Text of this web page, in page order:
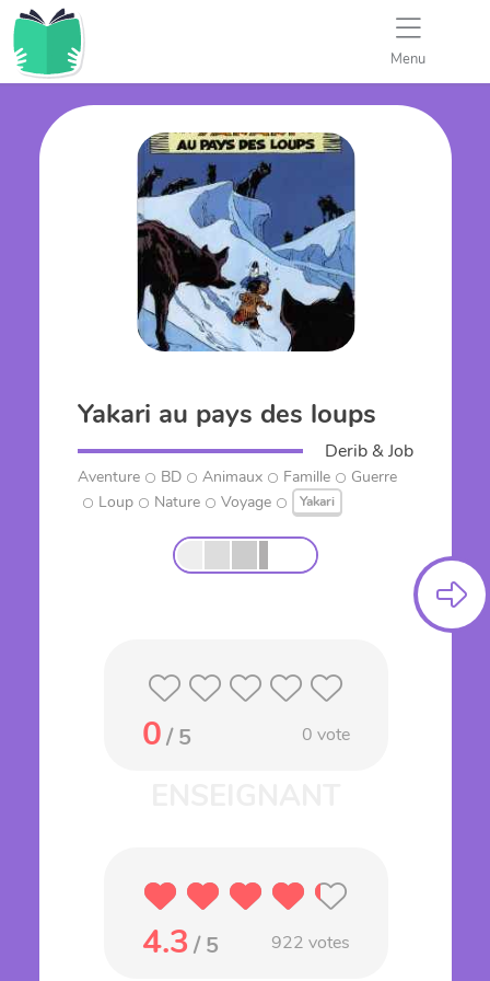
Menu
Yakari au pays des loups
Derib & Job
Aventure BD Animaux Famille
Guerre
Loup
Nature Voyage Yakari
0/ 5 0 vote
4.3 / 5 922 votes